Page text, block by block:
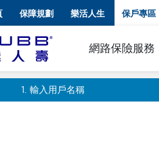
保障規劃 樂活人生 保戶專區
網路保險服務
1 . 輸入用戶名稱